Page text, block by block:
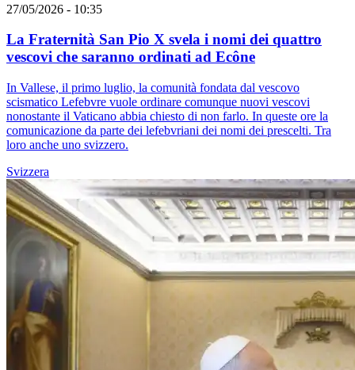
27/05/2026 - 10:35
La Fraternità San Pio X svela i nomi dei quattro
vescovi che saranno ordinati ad Ecône
In Vallese, il primo luglio, la comunità fondata dal vescovo
scismatico Lefebvre vuole ordinare comunque nuovi vescovi
nonostante il Vaticano abbia chiesto di non farlo. In queste ore la
comunicazione da parte dei lefebvriani dei nomi dei prescelti. Tra
loro anche uno svizzero.
Svizzera